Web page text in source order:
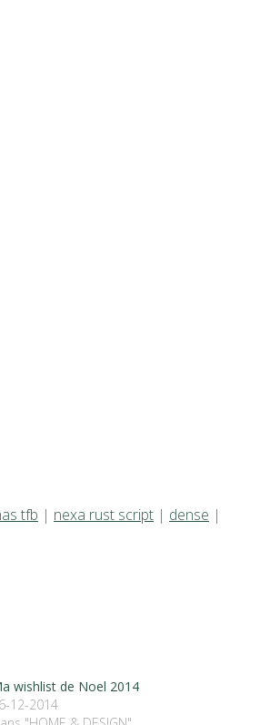
tfb | nexa rust script | dense |
wishlist de Noel 2014
12-2014